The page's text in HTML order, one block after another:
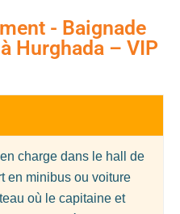
- Baignade
Hurghada – VIP
charge dans le hall de
en minibus ou voiture
où le capitaine et